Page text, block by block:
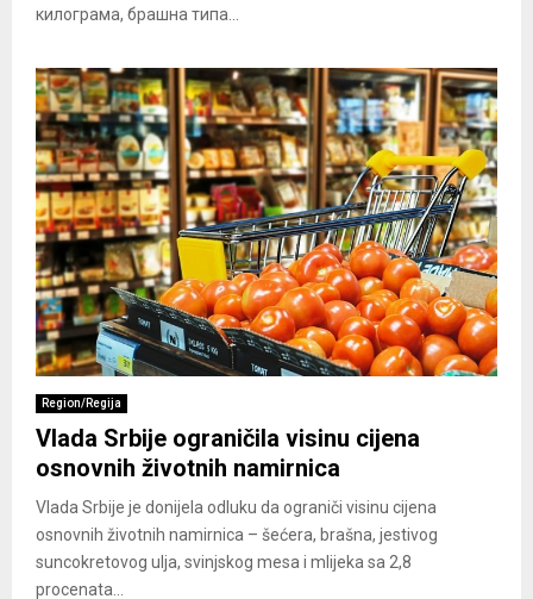
килограма, брашна типа...
Region/Regija
Vlada Srbije ograničila visinu cijena
osnovnih životnih namirnica
Vlada Srbije je donijela odluku da ograniči visinu cijena
osnovnih životnih namirnica – šećera, brašna, jestivog
suncokretovog ulja, svinjskog mesa i mlijeka sa 2,8
procenata...